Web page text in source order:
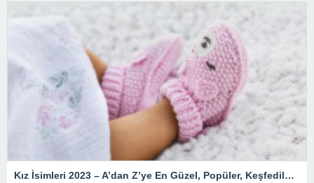
Kız İsimleri 2023 – A’dan Z’ye En Güzel, Popüler, Keşfedilmemiş, Nadir, Yeni, Değişik, Kozmik, Enteresan, Kız Çocuk İsimleri ve Anlamları